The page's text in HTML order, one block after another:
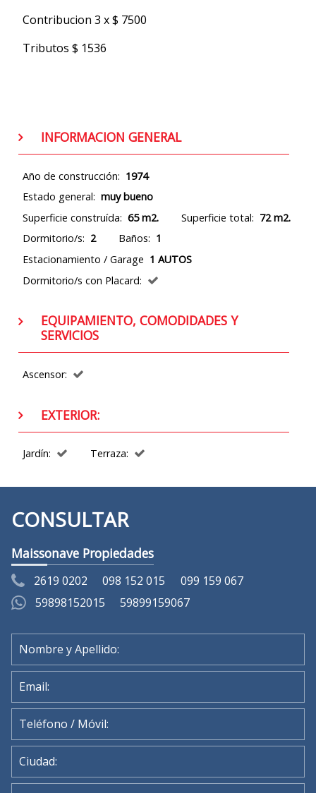
Contribucion 3 x $ 7500
Tributos $ 1536
INFORMACION GENERAL
Año de construcción: 1974
Estado general: muy bueno
Superficie construída: 65 m2. Superficie total: 72 m2.
Dormitorio/s: 2 Baños: 1
Estacionamiento / Garage 1 AUTOS
Dormitorio/s con Placard:
EQUIPAMIENTO, COMODIDADES Y
SERVICIOS
Ascensor:
EXTERIOR:
Jardín: Terraza:
CONSULTAR
Maissonave Propiedades
2619 0202 098 152 015
099 159 067
59898152015
59899159067